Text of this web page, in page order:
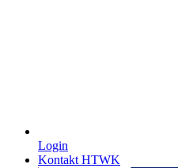
Login
Kontakt HTWK